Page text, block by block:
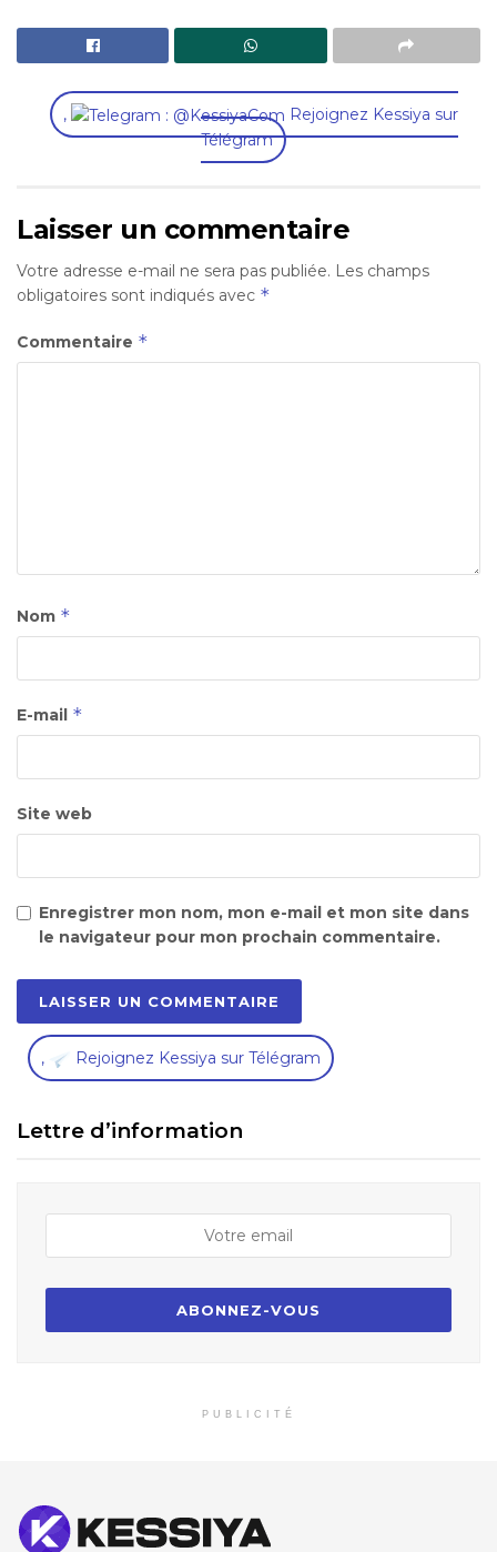
,
Rejoignez Kessiya sur
Télégram
Laisser un commentaire
Votre adresse e-mail ne sera pas publiée. Les champs
obligatoires sont indiqués avec *
Commentaire *
Nom *
E-mail *
Site web
Enregistrer mon nom, mon e-mail et mon site dans
le navigateur pour mon prochain commentaire.
, Rejoignez Kessiya sur Télégram
Lettre d’information
PUBLICITÉ